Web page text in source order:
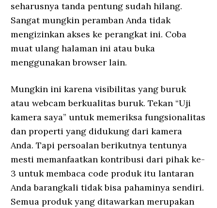
seharusnya tanda pentung sudah hilang.
Sangat mungkin peramban Anda tidak
mengizinkan akses ke perangkat ini. Coba
muat ulang halaman ini atau buka
menggunakan browser lain.
Mungkin ini karena visibilitas yang buruk
atau webcam berkualitas buruk. Tekan “Uji
kamera saya” untuk memeriksa fungsionalitas
dan properti yang didukung dari kamera
Anda. Tapi persoalan berikutnya tentunya
mesti memanfaatkan kontribusi dari pihak ke-
3 untuk membaca code produk itu lantaran
Anda barangkali tidak bisa pahaminya sendiri.
Semua produk yang ditawarkan merupakan